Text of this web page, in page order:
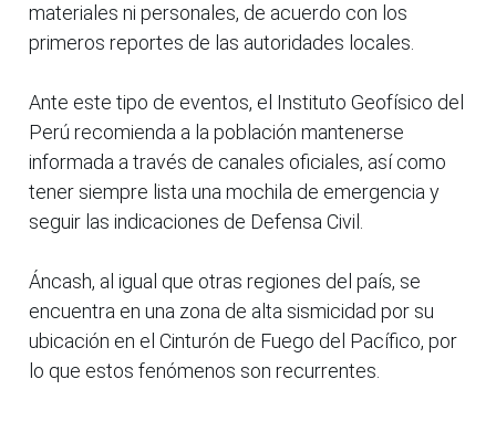
materiales ni personales, de acuerdo con los
primeros reportes de las autoridades locales.
Ante este tipo de eventos, el Instituto Geofísico del
Perú recomienda a la población mantenerse
informada a través de canales oficiales, así como
tener siempre lista una mochila de emergencia y
seguir las indicaciones de Defensa Civil.
Áncash, al igual que otras regiones del país, se
encuentra en una zona de alta sismicidad por su
ubicación en el Cinturón de Fuego del Pacífico, por
lo que estos fenómenos son recurrentes.